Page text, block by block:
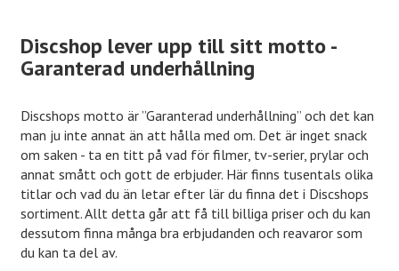
Discshop lever upp till sitt motto -
Garanterad underhållning
Discshops motto är ”Garanterad underhållning” och det kan
man ju inte annat än att hålla med om. Det är inget snack
om saken - ta en titt på vad för filmer, tv-serier, prylar och
annat smått och gott de erbjuder. Här finns tusentals olika
titlar och vad du än letar efter lär du finna det i Discshops
sortiment. Allt detta går att få till billiga priser och du kan
dessutom finna många bra erbjudanden och reavaror som
du kan ta del av.